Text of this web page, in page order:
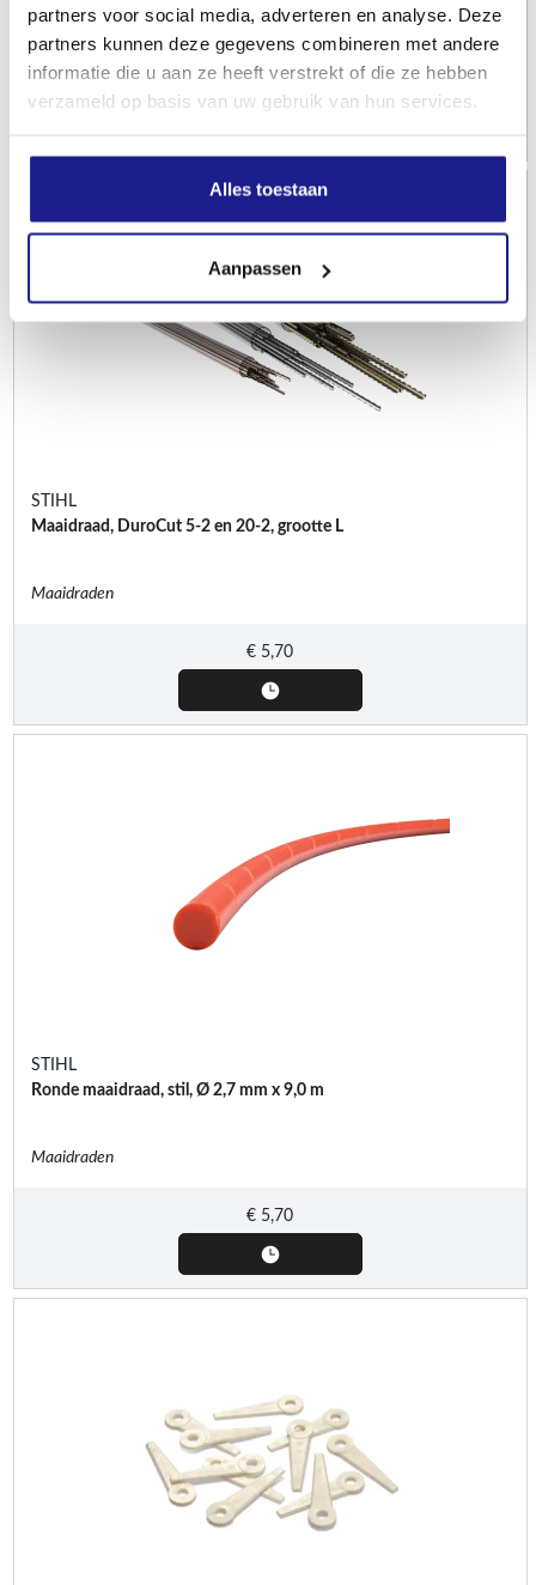
partners voor social media, adverteren en analyse. Deze
partners kunnen deze gegevens combineren met andere
informatie die u aan ze heeft verstrekt of die ze hebben
verzameld op basis van uw gebruik van hun services.
Alles toestaan
Aanpassen
Onderhoud snijgarnituren
STIHL
Maaidraad, DuroCut 5-2 en 20-2, grootte L
Maaidraden
€ 5,70
STIHL
Ronde maaidraad, stil, Ø 2,7 mm x 9,0 m
Maaidraden
€ 5,70